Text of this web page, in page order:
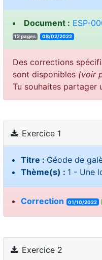
Document : ESP-
12 pages 08/02/2022
Des corrections
sont disponibles (voir
Tu souhaites partager
Exercice 1
Titre : Géode de
Thème(s) : 1 - Une
Correction 01/10/2022
Exercice 2